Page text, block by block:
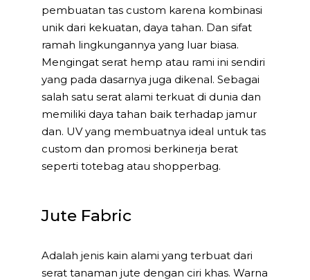
pembuatan tas custom karena kombinasi
unik dari kekuatan, daya tahan. Dan sifat
ramah lingkungannya yang luar biasa.
Mengingat serat hemp atau rami ini sendiri
yang pada dasarnya juga dikenal. Sebagai
salah satu serat alami terkuat di dunia dan
memiliki daya tahan baik terhadap jamur
dan. UV yang membuatnya ideal untuk tas
custom dan promosi berkinerja berat
seperti totebag atau shopperbag.
Jute Fabric
Adalah jenis kain alami yang terbuat dari
serat tanaman jute dengan ciri khas. Warna